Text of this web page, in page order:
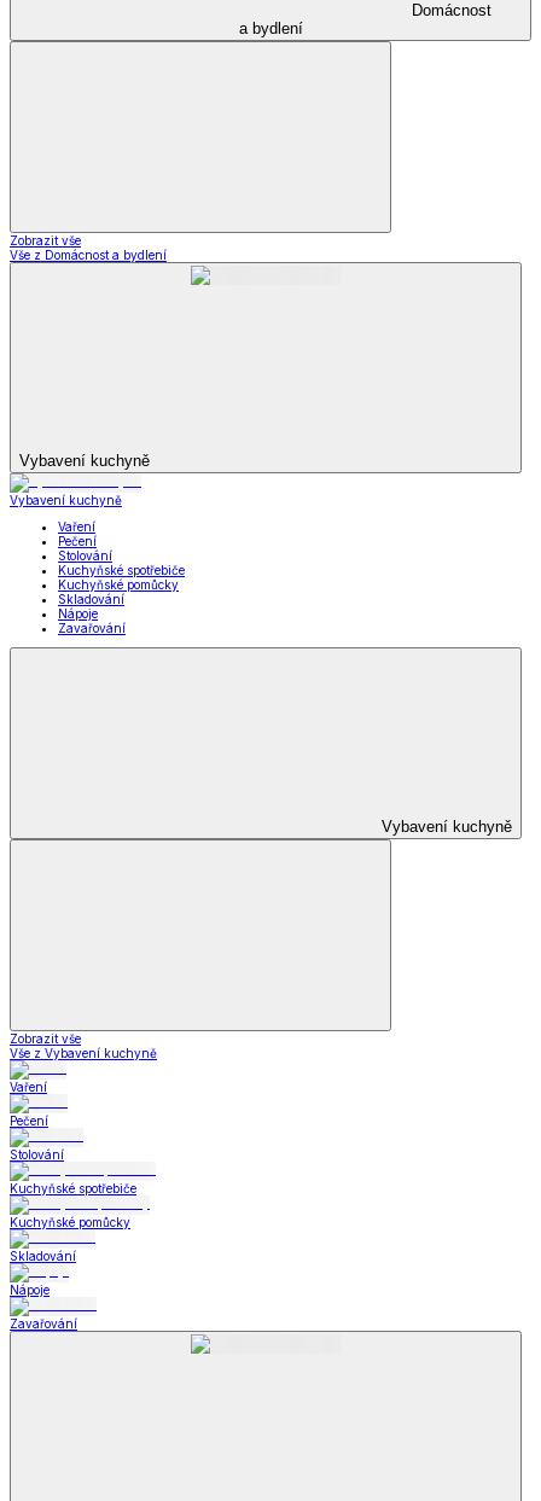
Domácnost
a bydlení
Zobrazit vše
Vše z Domácnost a bydlení
Vybavení kuchyně
Vybavení kuchyně
Vaření
Pečení
Stolování
Kuchyňské spotřebiče
Kuchyňské pomůcky
Skladování
Nápoje
Zavařování
Vybavení kuchyně
Zobrazit vše
Vše z Vybavení kuchyně
Vaření
Pečení
Stolování
Kuchyňské spotřebiče
Kuchyňské pomůcky
Skladování
Nápoje
Zavařování